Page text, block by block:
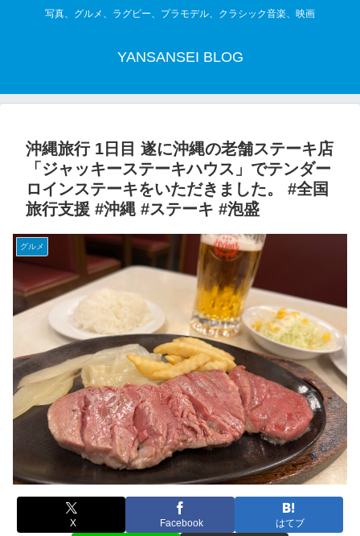
写真、グルメ、ラグビー、プラモデル、クラシック音楽、映画
YANSANSEI BLOG
沖縄旅行 1日目 遂に沖縄の老舗ステーキ店
「ジャッキーステーキハウス」でテンダー
ロインステーキをいただきました。 #全国
旅行支援 #沖縄 #ステーキ #泡盛
グルメ
X Facebook はてブ